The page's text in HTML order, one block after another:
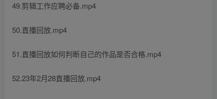
49.剪辑工作应聘必备.mp4
50.直播回放.mp4
51.直播回放如何判断自己的作品是否合格.mp4
52.23年2月28直播回放.mp4